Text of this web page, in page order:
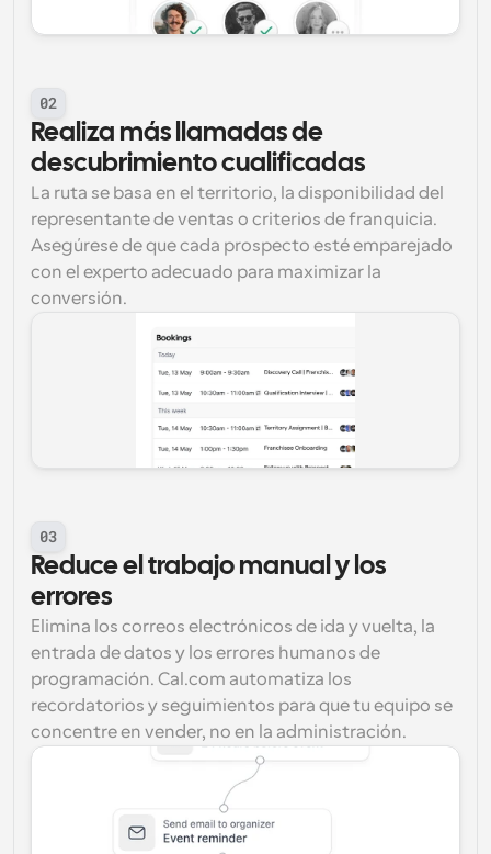
02
Realiza más llamadas de
descubrimiento cualificadas
La ruta se basa en el territorio, la disponibilidad del
representante de ventas o criterios de franquicia.
Asegúrese de que cada prospecto esté emparejado
con el experto adecuado para maximizar la
conversión.
03
Reduce el trabajo manual y los
errores
Elimina los correos electrónicos de ida y vuelta, la
entrada de datos y los errores humanos de
programación. Cal.com automatiza los
recordatorios y seguimientos para que tu equipo se
concentre en vender, no en la administración.